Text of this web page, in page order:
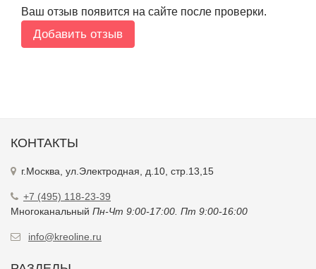
Ваш отзыв появится на сайте после проверки.
КОНТАКТЫ
г.Москва, ул.Электродная, д.10, стр.13,15
+7 (495) 118-23-39
Многоканальный Пн-Чт 9:00-17:00. Пт 9:00-16:00
info@kreoline.ru